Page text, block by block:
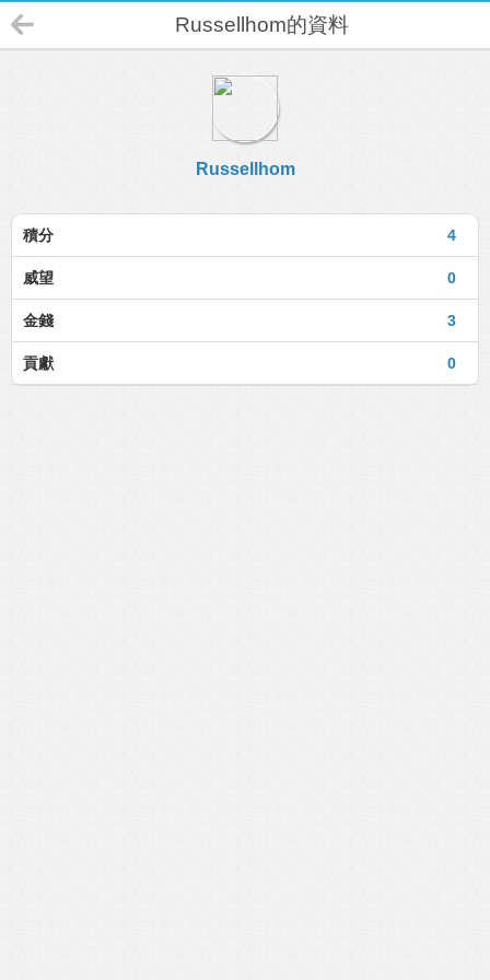
Russellhom的資料
Russellhom
4
積分
0
威望
3
金錢
0
貢獻